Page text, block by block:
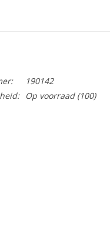
190142
Op voorraad(100)